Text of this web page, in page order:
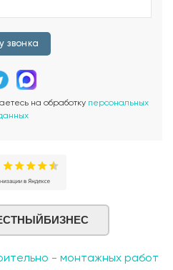
"Элеганс" и создайте свою
звонка
на обработку персональных
- монтажных работ